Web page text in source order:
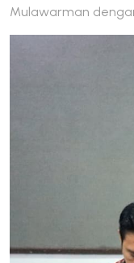
Mulawarman